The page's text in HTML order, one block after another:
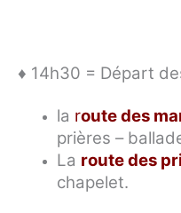
♦ 14h30 = Départ
la route des
prières –
La route des
chapelet.